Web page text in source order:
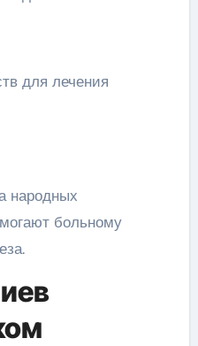
народных
больному